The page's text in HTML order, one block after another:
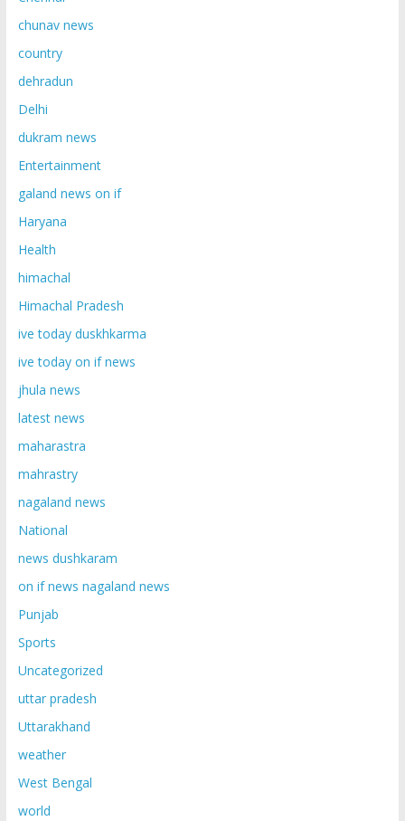
chunav news
country
dehradun
Delhi
dukram news
Entertainment
galand news on if
Haryana
Health
himachal
Himachal Pradesh
ive today duskhkarma
ive today on if news
jhula news
latest news
maharastra
mahrastry
nagaland news
National
news dushkaram
on if news nagaland news
Punjab
Sports
Uncategorized
uttar pradesh
Uttarakhand
weather
West Bengal
world